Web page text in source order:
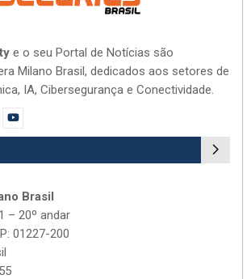
e o seu Portal de Notícias são
Milano Brasil, dedicados aos setores de
IA, Cibersegurança e Conectividade.
Brasil
– 20º andar
01227-200